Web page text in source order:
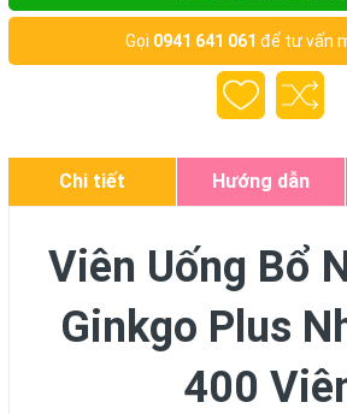
Gọi 0941 641 061 để tư vấn
Chi tiết Hướng dẫn
Viên Uống Bổ
Ginkgo Plus
400